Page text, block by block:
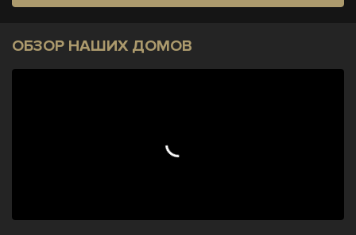
ОБЗОР НАШИХ ДОМОВ